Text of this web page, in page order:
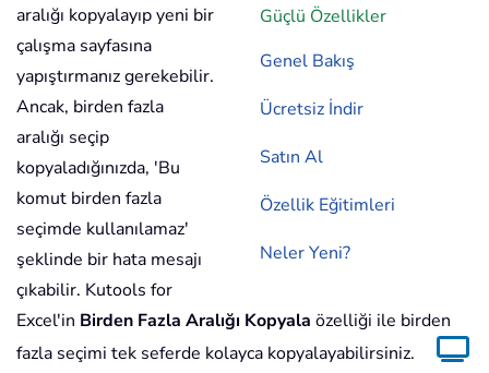
Güçlü Özellikler
Genel Bakış
Ücretsiz İndir
Satın Al
Özellik Eğitimleri
Neler Yeni?
aralığı kopyalayıp yeni bir
çalışma sayfasına
yapıştırmanız gerekebilir.
Ancak, birden fazla
aralığı seçip
kopyaladığınızda, 'Bu
komut birden fazla
seçimde kullanılamaz'
şeklinde bir hata mesajı
çıkabilir. Kutools for
Excel'in Birden Fazla Aralığı Kopyala özelliği ile birden
fazla seçimi tek seferde kolayca kopyalayabilirsiniz.